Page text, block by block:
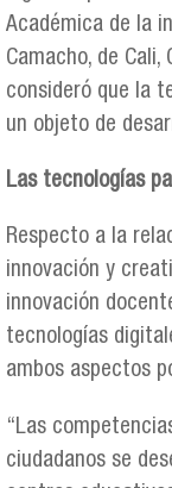
Académica de la
Camacho, de Cali,
consideró que la
un objeto de
Las tecnologías
Respecto a la
innovación y
innovación
tecnologías
ambos aspectos
“Las
ciudadanos se